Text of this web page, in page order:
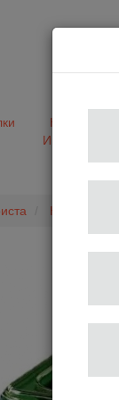
Кофе&Чай
Ингредиенты
Нок-Боксы